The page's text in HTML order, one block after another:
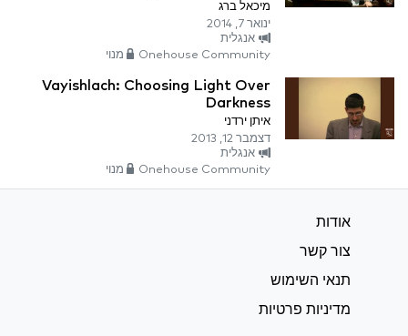
מיכאל ברג
ינואר 7, 2014
אנגלית
Onehouse Community מנוי
Vayishlach: Choosing Light Over
Darkness
איתן ירדני
דצמבר 12, 2013
אנגלית
Onehouse Community מנוי
אודות
צור קשר
תנאי השימוש
מדיניות פרטיות